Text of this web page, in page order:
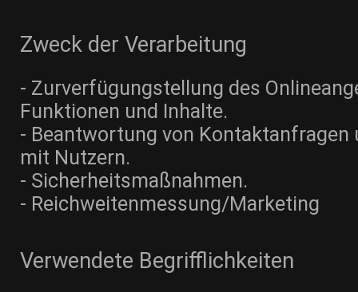
Zweck der Verarbeitung
- Zurverfügungstellung des
Funktionen und Inhalte.
- Beantwortung von
mit Nutzern.
- Sicherheitsmaßnahmen.
- Reichweitenmessung/Marketing
Verwendete Begrifflichkeiten